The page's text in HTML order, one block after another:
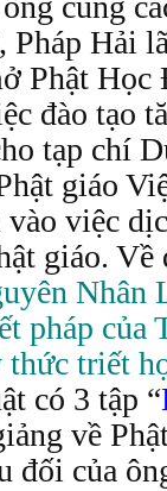
Pháp Hải
Phật
đào tạo
tạp chí
giáo
vào việc
giáo. Về
Nhân
pháp của
triết
có 3 tập “
về
đối của